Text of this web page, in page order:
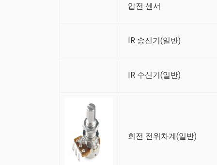
압전 센서
IR 송신기(일반)
IR 수신기(일반)
회전 전위차계(일반)